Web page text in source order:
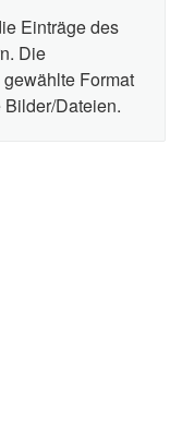
Einträge des
Die
Format
Dateien.